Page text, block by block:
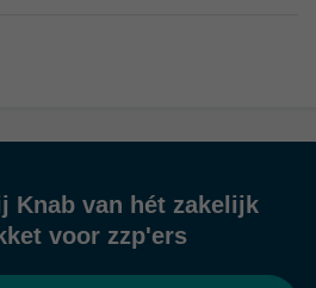
Knab van hét zakelijk
voor zzp'ers